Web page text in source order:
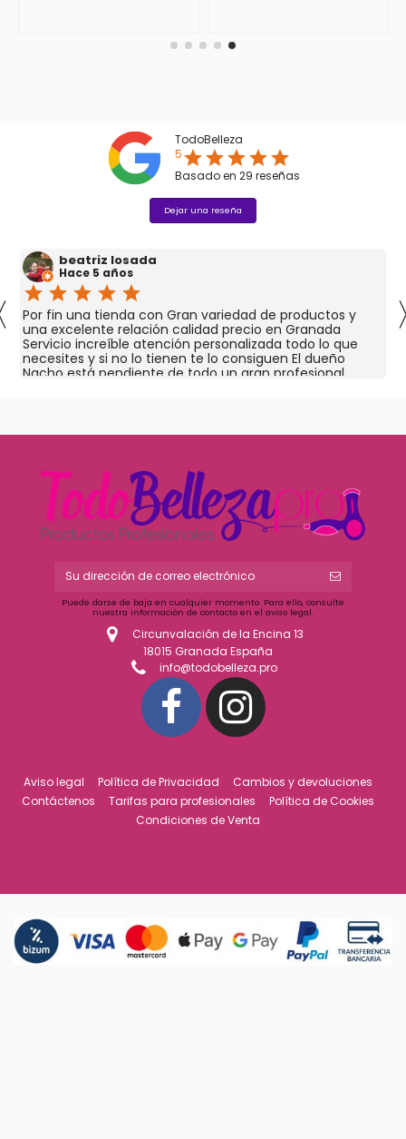
TodoBelleza
5starstarstarstarstar
Basado en 29 reseñas
Dejar una reseña
beatriz losada
Hace 5 años
star star star star star
Por fin una tienda con Gran variedad de productos y
una excelente relación calidad precio en Granada
Servicio increíble atención personalizada todo lo que
necesites y si no lo tienen te lo consiguen El dueño
Nacho está pendiente de todo un gran profesional
Puede darse de baja en cualquier momento. Para ello, consulte
nuestra información de contacto en el aviso legal.
Circunvalación de la Encina 13
18015 Granada España
info@todobelleza.pro
Aviso legal Política de Privacidad
Cambios y devoluciones
Contáctenos
Tarifas para profesionales
Política de Cookies
Condiciones de Venta